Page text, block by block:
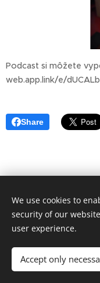
Podcast si môžete
web.app.link/e/
Share
Meníme
We use cookies to
security of our
user experience.
Accept only